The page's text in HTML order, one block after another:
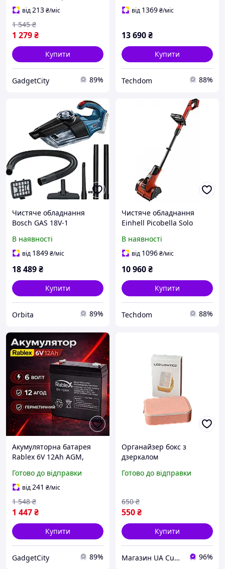
12V 12Ah для обладнання
від213₴/міс
1 279₴
1 545 ₴
Купити
GadgetCity 89%
від 1369₴/міс
13 690₴
Купити
Techdom 88%
Чистяче обладнання
Bosch GAS 18V-1
В наявності
від 1849₴/міс
18 489₴
Купити
Orbita 89%
Чистяче обладнання
Einhell Picobella Solo
В наявності
від 1096₴/міс
10 960₴
Купити
Techdom 88%
Акумуляторна батарея
Rablex 6V 12Ah AGM,
вольт для ДБЖ,
електромобілів та
обладнання
Готово до відправки
від241 ₴/міс
1 447₴
1 548 ₴
Купити
GadgetCity 89%
Органайзер бокс з
дзеркалом
акумуляторний бьюті
сумка для зберігання
косметики та приладдя 2
Готово до відправки
550₴
650 ₴
Купити
Магазин UA Cubase 96%